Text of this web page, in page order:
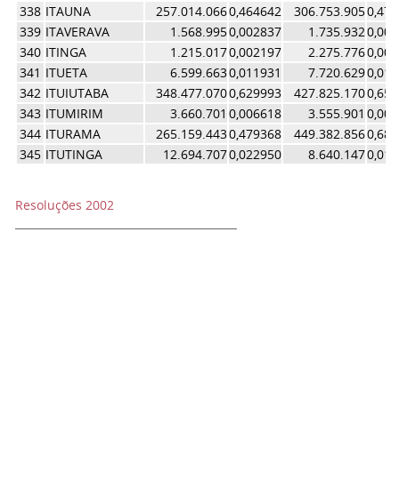
338 ITAUNA 257.014.0660,464642 306.753.905
339 ITAVERAVA 1.568.9950,002837 1.735.932
340 ITINGA 1.215.0170,002197 2.275.776
341 ITUETA 6.599.6630,011931 7.720.629
342 ITUIUTABA 348.477.0700,629993 427.825.170
343 ITUMIRIM 3.660.701 0,006618 3.555.901
344 ITURAMA 265.159.4430,479368 449.382.856
345 ITUTINGA 12.694.7070,022950 8.640.147
Resoluções 2002